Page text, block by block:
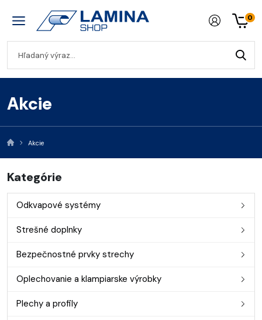
0
Akcie
Akcie
Kategórie
Odkvapové systémy
Strešné doplnky
Bezpečnostné prvky strechy
Oplechovanie a klampiarske výrobky
Plechy a profily